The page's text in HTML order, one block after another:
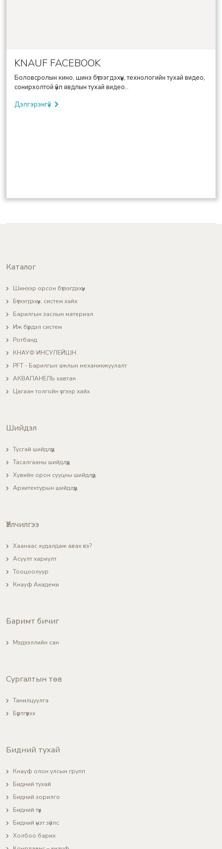
KNAUF FACEBOOK
Боловсролын кино, шинэ бүтээгдэхүүн, технологийн тухай видео,
сонирхолтой үйл явдлын тухай видео..
Дэлгэрэнгүй
Каталог
Шинээр орсон бүтээгдэхүүн
Бүтээгдэхүүн, систем хайх
Барилгын заслын материал
Иж бүрдэл систем
Ротбанд
КНАУФ ИНСУЛЕЙШН
PFT - Барилгын ажлын механикжуулалт
АКВАПАНЕЛЬ хавтан
Цагаан толгойн үсгээр хайх
Шийдэл
Тусгай шийдлүүд
Тасалгааны шийдлүүд
Хувийн орон сууцны шийдлүүд
Архитектурын шийдлүүд
Үйлчилгээ
Хаанаас худалдаж авах вэ?
Асуулт хариулт
Тооцоолуур
Кнауф Академи
Баримт бичиг
Мэдээллийн сан
Сургалтын төв
Танилцуулга
Бүртгүүлэх
Бидний тухай
Кнауф олон улсын групп
Бидний тухай
Бидний зорилго
Бидний түүх
Бидний үнэт зүйлс
Холбоо барих